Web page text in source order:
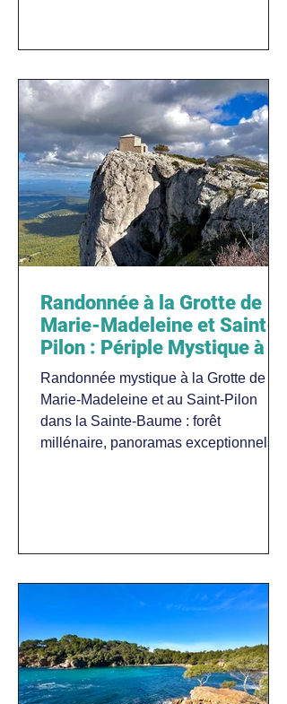
Randonnée à la Grotte de
Marie-Madeleine et Saint-
Pilon : Périple Mystique à la
Sainte-Baume dans le Var
Randonnée mystique à la Grotte de
Marie-Madeleine et au Saint-Pilon
dans la Sainte-Baume : forêt
millénaire, panoramas exceptionnels et